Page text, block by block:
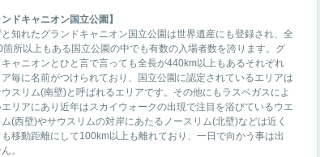
ンドキャニオン国立公園】
と知れたグランドキャニオン国立公園は世界遺産にも登録され、全
箇所以上もある国立公園の中でも有数の入場者数を誇ります。グ
キャニオンとひと言で言っても全長が440km以上もあるそれぞれ
毎に名前がつけられており、国立公園に認定されているエリアは
スリム(南壁)と呼ばれるエリアです。その他にもラスベガスによ
エリアにあり近年はスカイウォークの出現で注目を浴びているウエ
(西壁)やサウスリムの対岸にあたるノースリム(北壁)などは近く
も移動距離にして100km以上も離れており、一日で向かう事は出
。